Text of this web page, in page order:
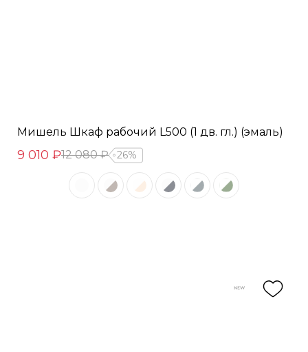
Мишель Шкаф рабочий L500 (1 дв. гл.) (эмаль)
9 010 ₽12 080 ₽ 26%